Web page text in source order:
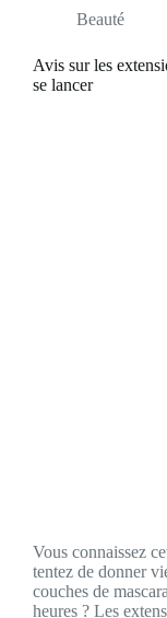
Beauté
Avis sur les
se lancer
Vous connaissez
tentez de donner
couches de
heures ? Les